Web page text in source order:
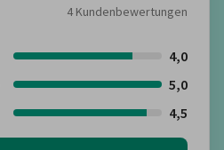
4 Kundenbewertungen
4,0
5,0
4,5